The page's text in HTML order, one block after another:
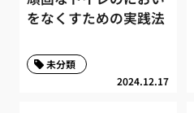
をなくすための実践法
2024.12.17
未分類